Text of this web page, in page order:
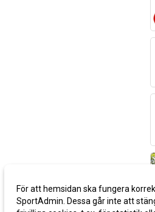
För att hemsidan ska fungera
SportAdmin. Dessa går inte att